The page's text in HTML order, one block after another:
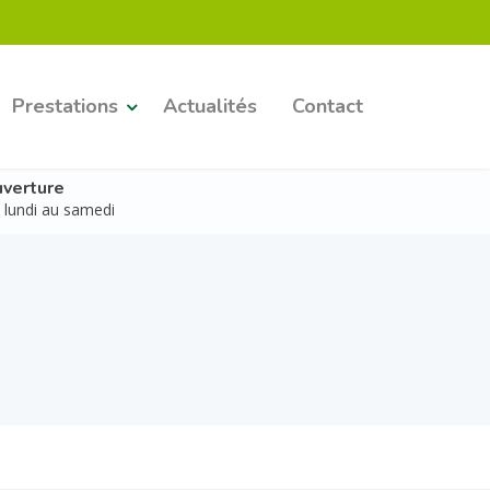
Prestations Actualités Contact
lundi au samedi